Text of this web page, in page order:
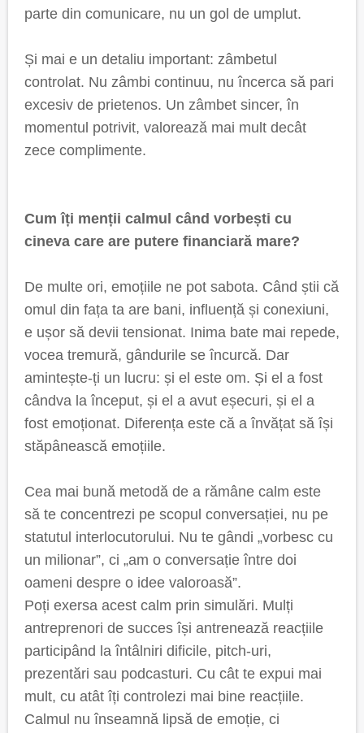
parte din comunicare, nu un gol de umplut.
Și mai e un detaliu important: zâmbetul
controlat. Nu zâmbi continuu, nu încerca să pari
excesiv de prietenos. Un zâmbet sincer, în
momentul potrivit, valorează mai mult decât
zece complimente.
Cum îți menții calmul când vorbești cu
cineva care are putere financiară mare?
De multe ori, emoțiile ne pot sabota. Când știi că
omul din fața ta are bani, influență și conexiuni,
e ușor să devii tensionat. Inima bate mai repede,
vocea tremură, gândurile se încurcă. Dar
amintește-ți un lucru: și el este om. Și el a fost
cândva la început, și el a avut eșecuri, și el a
fost emoționat. Diferența este că a învățat să își
stăpânească emoțiile.
Cea mai bună metodă de a rămâne calm este
să te concentrezi pe scopul conversației, nu pe
statutul interlocutorului. Nu te gândi „vorbesc cu
un milionar”, ci „am o conversație între doi
oameni despre o idee valoroasă”.
Poți exersa acest calm prin simulări. Mulți
antreprenori de succes își antrenează reacțiile
participând la întâlniri dificile, pitch-uri,
prezentări sau podcasturi. Cu cât te expui mai
mult, cu atât îți controlezi mai bine reacțiile.
Calmul nu înseamnă lipsă de emoție, ci